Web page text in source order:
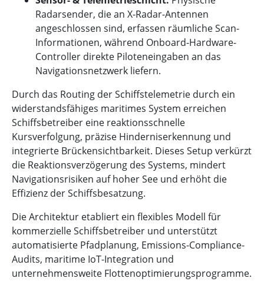
Radarsender, die an X-Radar-Antennen
angeschlossen sind, erfassen räumliche Scan-
Informationen, während Onboard-Hardware-
Controller direkte Piloteneingaben an das
Navigationsnetzwerk liefern.
Durch das Routing der Schiffstelemetrie durch ein
widerstandsfähiges maritimes System erreichen
Schiffsbetreiber eine reaktionsschnelle
Kursverfolgung, präzise Hinderniserkennung und
integrierte Brückensichtbarkeit. Dieses Setup verkürzt
die Reaktionsverzögerung des Systems, mindert
Navigationsrisiken auf hoher See und erhöht die
Effizienz der Schiffsbesatzung.
Die Architektur etabliert ein flexibles Modell für
kommerzielle Schiffsbetreiber und unterstützt
automatisierte Pfadplanung, Emissions-Compliance-
Audits, maritime IoT-Integration und
unternehmensweite Flottenoptimierungsprogramme.